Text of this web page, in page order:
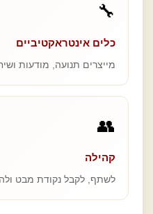
🔧
כלים אינטראקטיביים
מייצרים תנועה, מודעות
👥
קהילה
לשתף, לקבל נקודת מבט